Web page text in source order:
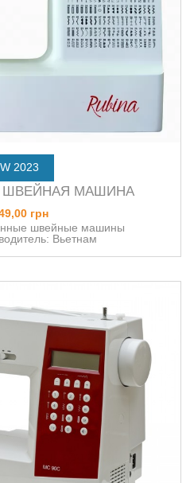
2023
ШВЕЙНАЯ МАШИНА
грн
швейные машины
Вьетнам